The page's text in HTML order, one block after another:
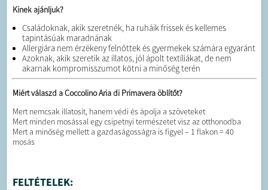
Kinek ajánljuk?
Családoknak, akik szeretnék, ha ruháik frissek és kellemes
tapintásúak maradnának
Allergiára nem érzékeny felnőttek és gyermekek számára egyaránt
Azoknak, akik szeretik az illatos, jól ápolt textíliákat, de nem
akarnak kompromisszumot kötni a minőség terén
Miért válaszd a Coccolino Aria di Primavera öblítőt?
Mert nemcsak illatosít, hanem védi és ápolja a szöveteket
Mert minden mosással egy csipetnyi természetet visz az otthonodba
Mert a minőség mellett a gazdaságosságra is figyel – 1 flakon = 40
mosás
FELTÉTELEK: